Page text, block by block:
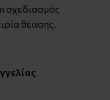
σχεδιασμός
θέασης.